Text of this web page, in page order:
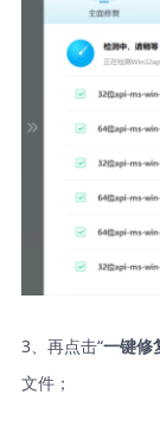
3、再点击“一键修
文件；